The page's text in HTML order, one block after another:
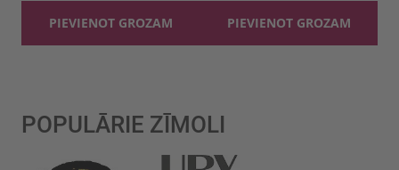
PIEVIENOT GROZAM PIEVIENOT GROZAM
POPULĀRIE ZĪMOLI